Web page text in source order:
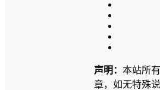
声明： 本站所
章，如无特殊